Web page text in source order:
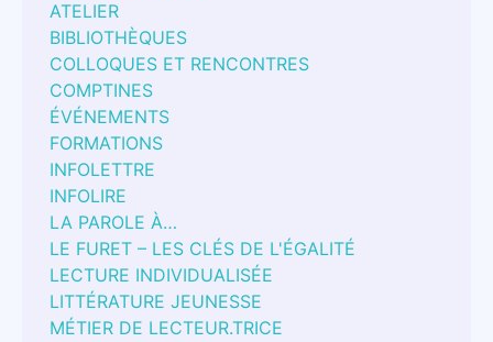
ATELIER
BIBLIOTHÈQUES
COLLOQUES ET RENCONTRES
COMPTINES
ÉVÉNEMENTS
FORMATIONS
INFOLETTRE
INFOLIRE
LA PAROLE À…
LE FURET – LES CLÉS DE L'ÉGALITÉ
LECTURE INDIVIDUALISÉE
LITTÉRATURE JEUNESSE
MÉTIER DE LECTEUR.TRICE